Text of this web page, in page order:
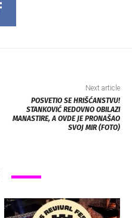
Next article
POSVETIO SE HRIŠĆANSTVU!
STANKOVIĆ REDOVNO OBILAZI
MANASTIRE, A OVDE JE PRONAŠAO
SVOJ MIR (FOTO)